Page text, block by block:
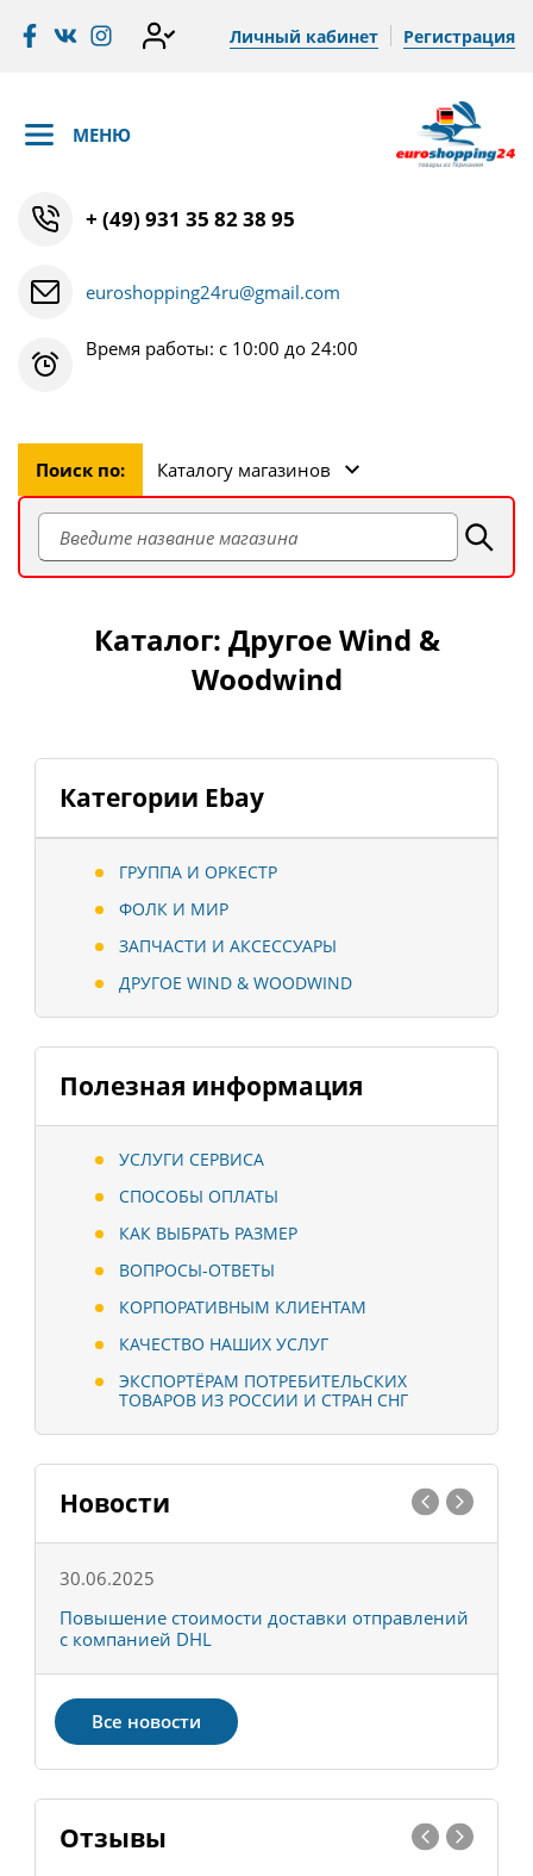
Личный кабинет Регистрация
МЕНЮ
+ (49) 931 35 82 38 95
euroshopping24ru@gmail.com
Время работы: с 10:00 до 24:00
Поиск по: Каталогу магазинов
Категории Ebay
ГРУППА И ОРКЕСТР
ФОЛК И МИР
ЗАПЧАСТИ И АКСЕССУАРЫ
ДРУГОЕ WIND & WOODWIND
Полезная информация
УСЛУГИ СЕРВИСА
СПОСОБЫ ОПЛАТЫ
КАК ВЫБРАТЬ РАЗМЕР
ВОПРОСЫ-ОТВЕТЫ
КОРПОРАТИВНЫМ КЛИЕНТАМ
КАЧЕСТВО НАШИХ УСЛУГ
ЭКСПОРТЁРАМ ПОТРЕБИТЕЛЬСКИХ
ТОВАРОВ ИЗ РОССИИ И СТРАН СНГ
Новости
30.06.2025
Повышение стоимости доставки отправлений
с компанией DHL
Все новости
Отзывы
Каталог: Другое Wind &
Woodwind